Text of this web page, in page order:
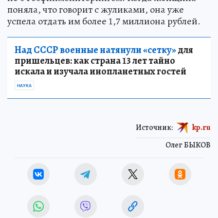
поняла, что говорит с жуликами, она уже
успела отдать им более 1,7 миллиона рублей.
Над СССР военные натянули «сетку»для
пришельцев: как страна 13 лет тайно
искала и изучала инопланетных гостей
НАУКА
Олег БЫКОВ
Источник: kp.ru